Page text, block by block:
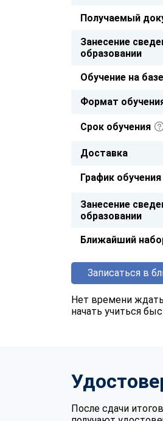
Получаемый
Занесение
образовании
Обучение на базе
Формат
Срок обучения
Доставка
График обучения
Занесение
образовании
Ближайший
Записаться в
Нет времени
начать учиться
После сдачи